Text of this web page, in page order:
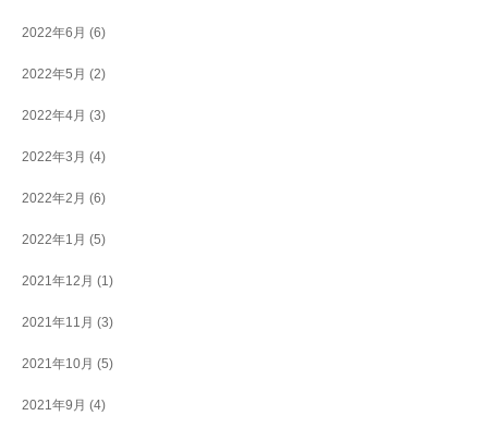
2022年6月 (6)
2022年5月 (2)
2022年4月 (3)
2022年3月 (4)
2022年2月 (6)
2022年1月 (5)
2021年12月 (1)
2021年11月 (3)
2021年10月 (5)
2021年9月 (4)